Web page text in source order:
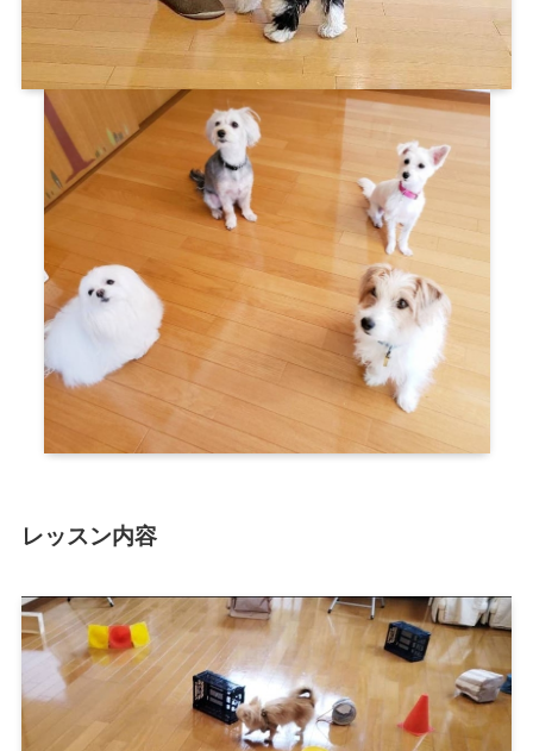
レッスン内容